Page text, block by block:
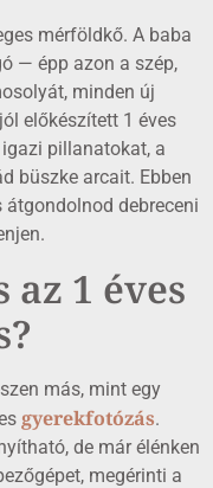
mérföldkő. A baba
— épp azon a szép,
minden új
előkészített 1 éves
pillanatokat, a
büszke arcait. Ebben
átgondolnod debreceni
1 éves
más, mint egy
gyerekfotózás.
de már élénken
megérinti a